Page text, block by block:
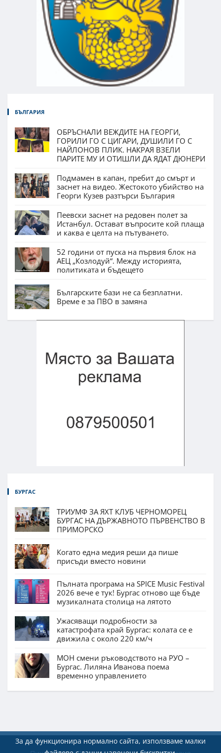
БЪЛГАРИЯ
ОБРЪСНАЛИ ВЕЖДИТЕ НА ГЕОРГИ,
ГОРИЛИ ГО С ЦИГАРИ, ДУШИЛИ ГО С
НАЙЛОНОВ ПЛИК. НАКРАЯ ВЗЕЛИ
ПАРИТЕ МУ И ОТИШЛИ ДА ЯДАТ ДЮНЕРИ
Подмамен в капан, пребит до смърт и
заснет на видео. Жестокото убийство на
Георги Кузев разтърси България
Пеевски заснет на редовен полет за
Истанбул. Остават въпросите кой плаща
и каква е целта на пътуването.
52 години от пуска на първия блок на
АЕЦ „Козлодуй“. Между историята,
политиката и бъдещето
Българските бази не са безплатни.
Време е за ПВО в замяна
БУРГАС
ТРИУМФ ЗА ЯХТ КЛУБ ЧЕРНОМОРЕЦ
БУРГАС НА ДЪРЖАВНОТО ПЪРВЕНСТВО В
ПРИМОРСКО
Когато една медия реши да пише
присъди вместо новини
Пълната програма на SPICE Music Festival
2026 вече е тук! Бургас отново ще бъде
музикалната столица на лятото
Ужасяващи подробности за
катастрофата край Бургас: колата се е
движила с около 220 км/ч
МОН смени ръководството на РУО –
Бургас. Лиляна Иванова поема
временно управлението
За да функционира нормално сайта, използваме малки